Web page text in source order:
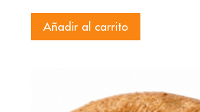
Añadir al carrito